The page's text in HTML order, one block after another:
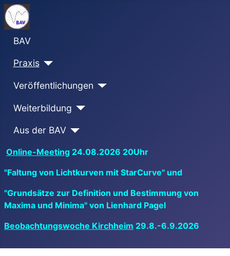
BAV
Praxis
Veröffentlichungen
Weiterbildung
Aus der BAV
Online-Meeting 24.08.2026 20Uhr
"Faltung von Lichtkurven mit StarCurve" und
"Grundsätze zur Definition und Bestimmung von
Maxima und Minima" von Lienhard Pagel
Beobachtungswoche Kirchheim 29.8.-6.9.2026